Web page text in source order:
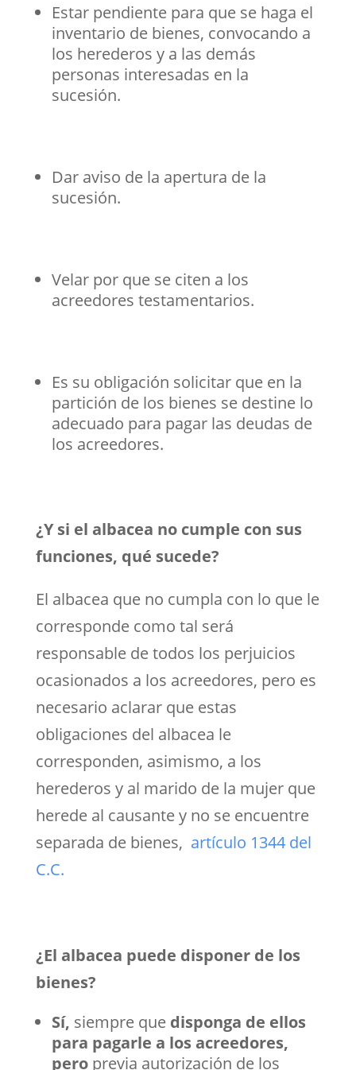
Estar pendiente para que se haga el
inventario de bienes, convocando a
los herederos y a las demás
personas interesadas en la
sucesión.
Dar aviso de la apertura de la
sucesión.
Velar por que se citen a los
acreedores testamentarios.
Es su obligación solicitar que en la
partición de los bienes se destine lo
adecuado para pagar las deudas de
los acreedores.
¿Y si el albacea no cumple con sus
funciones, qué sucede?
El albacea que no cumpla con lo que le
corresponde como tal será
responsable de todos los perjuicios
ocasionados a los acreedores, pero es
necesario aclarar que estas
obligaciones del albacea le
corresponden, asimismo, a los
herederos y al marido de la mujer que
herede al causante y no se encuentre
separada de bienes, artículo 1344 del
C.C.
¿El albacea puede disponer de los
bienes?
Sí, siempre que disponga de ellos
para pagarle a los acreedores,
peroprevia autorización de los